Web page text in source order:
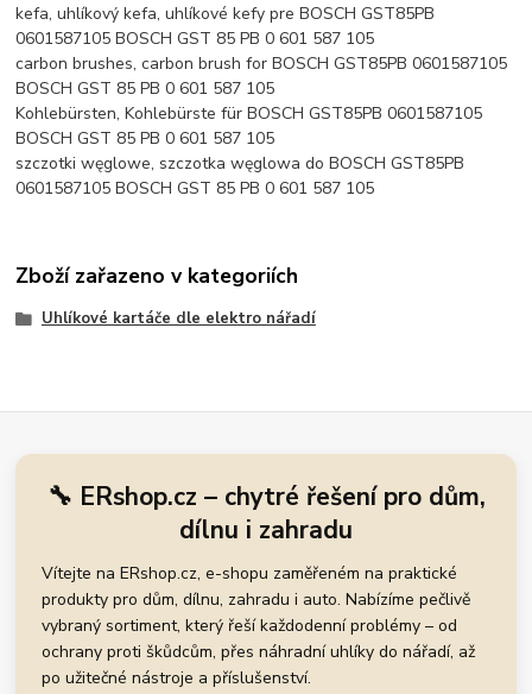
kefa, uhlíkový kefa, uhlíkové kefy pre BOSCH GST85PB
0601587105 BOSCH GST 85 PB 0 601 587 105
carbon brushes, carbon brush for BOSCH GST85PB 0601587105
BOSCH GST 85 PB 0 601 587 105
Kohlebürsten, Kohlebürste für BOSCH GST85PB 0601587105
BOSCH GST 85 PB 0 601 587 105
szczotki węglowe, szczotka węglowa do BOSCH GST85PB
0601587105 BOSCH GST 85 PB 0 601 587 105
Zboží zařazeno v kategoriích
Uhlíkové kartáče dle elektro nářadí
🔧 ERshop.cz – chytré řešení pro dům,
dílnu i zahradu
Vítejte na ERshop.cz, e-shopu zaměřeném na praktické
produkty pro dům, dílnu, zahradu i auto. Nabízíme pečlivě
vybraný sortiment, který řeší každodenní problémy – od
ochrany proti škůdcům, přes náhradní uhlíky do nářadí, až
po užitečné nástroje a příslušenství.